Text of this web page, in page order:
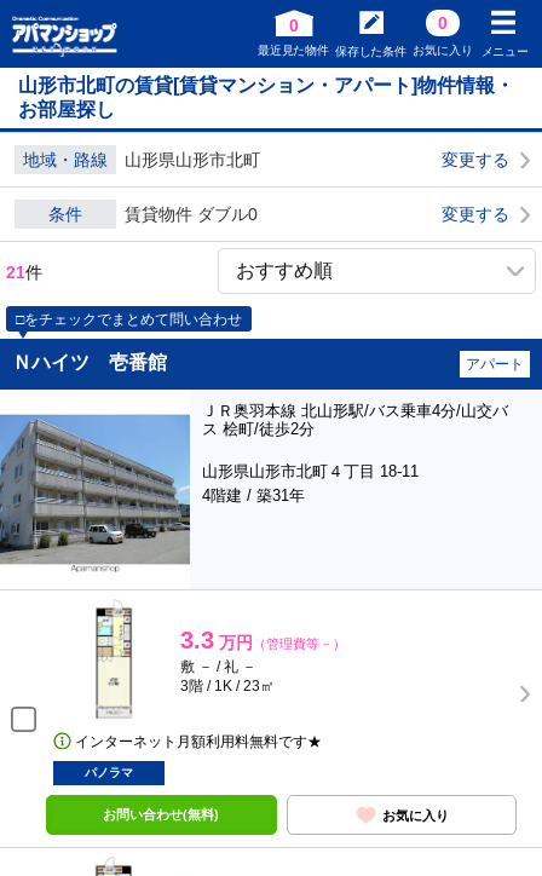
0
最近見た物件 保存した条件
0
お気に入り メニュー
山形市北町の賃貸[賃貸マンション・アパート]物件情報・
お部屋探し
地域・路線 山形県山形市北町 変更する
条件 賃貸物件 ダブル0 変更する
21件
□をチェックでまとめて問い合わせ
Ｎハイツ 壱番館 アパート
ＪＲ奥羽本線 北山形駅/バス乗車4分/山交バ
ス 桧町/徒歩2分
山形県山形市北町４丁目 18-11
4階建 / 築31年
3.3 万円 （管理費等－）
敷 － / 礼 －
3階 / 1K / 23㎡
インターネット月額利用料無料です★
パノラマ
お問い合わせ(無料) お気に入り